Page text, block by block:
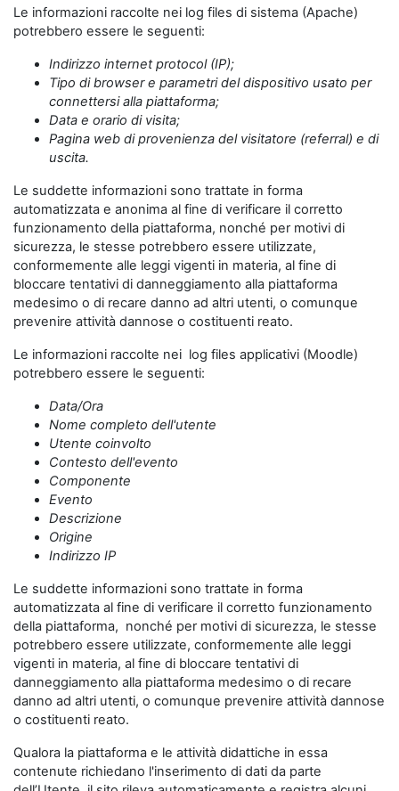
Le informazioni raccolte nei log files di sistema (Apache)
potrebbero essere le seguenti:
Indirizzo internet protocol (IP);
Tipo di browser e parametri del dispositivo usato per
connettersi alla piattaforma;
Data e orario di visita;
Pagina web di provenienza del visitatore (referral) e di
uscita.
Le suddette informazioni sono trattate in forma
automatizzata e anonima al fine di verificare il corretto
funzionamento della piattaforma, nonché per motivi di
sicurezza, le stesse potrebbero essere utilizzate,
conformemente alle leggi vigenti in materia, al fine di
bloccare tentativi di danneggiamento alla piattaforma
medesimo o di recare danno ad altri utenti, o comunque
prevenire attività dannose o costituenti reato.
Le informazioni raccolte nei log files applicativi (Moodle)
potrebbero essere le seguenti:
Data/Ora
Nome completo dell'utente
Utente coinvolto
Contesto dell'evento
Componente
Evento
Descrizione
Origine
Indirizzo IP
Le suddette informazioni sono trattate in forma
automatizzata al fine di verificare il corretto funzionamento
della piattaforma, nonché per motivi di sicurezza, le stesse
potrebbero essere utilizzate, conformemente alle leggi
vigenti in materia, al fine di bloccare tentativi di
danneggiamento alla piattaforma medesimo o di recare
danno ad altri utenti, o comunque prevenire attività dannose
o costituenti reato.
Qualora la piattaforma e le attività didattiche in essa
contenute richiedano l'inserimento di dati da parte